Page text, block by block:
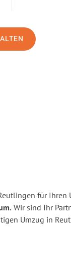
für Ihren
Wir sind Ihr
Umzug in